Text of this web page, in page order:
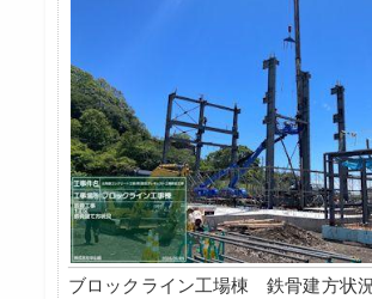
ブロックライン工場棟 鉄骨建方状